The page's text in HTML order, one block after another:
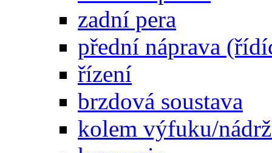
zadní pera
přední náprava
řízení
brzdová soustava
kolem výfuku/